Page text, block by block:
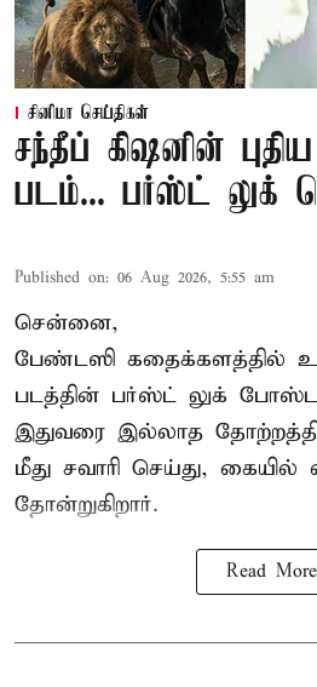
சினிமா செய்திகள்
சந்தீப் கிஷனின்
படம்... பர்ஸ்ட் லுக்
Published on: 06 Aug 2026, 5:55 am
சென்னை,
பேண்டஸி கதைக்களத்தில்
படத்தின் பர்ஸ்ட் லுக்
இதுவரை இல்லாத
மீது சவாரி செய்து, கையில்
தோன்றுகிறார்.
Read More